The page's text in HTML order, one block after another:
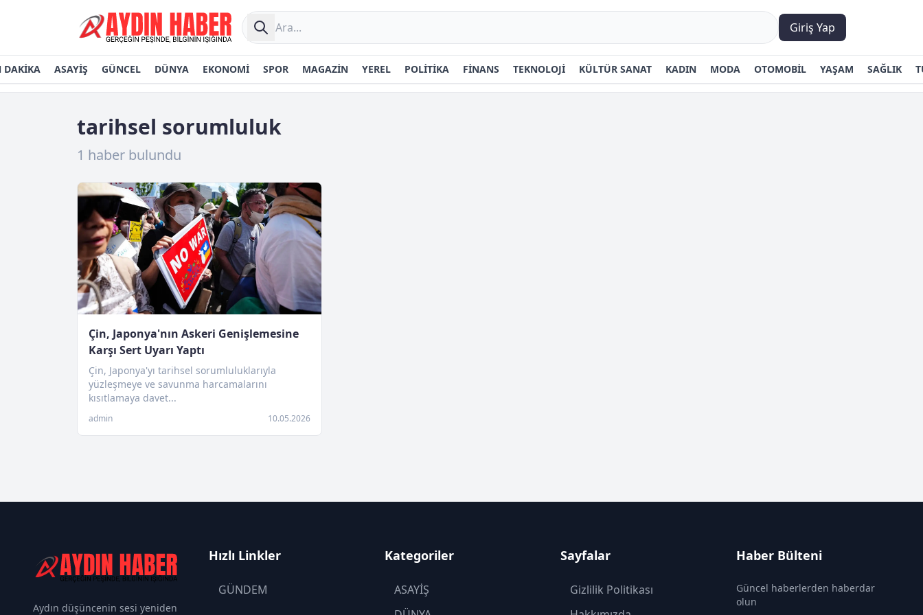
Giriş Yap
DAKİKA ASAYİŞ GÜNCEL DÜNYA EKONOMİ SPOR MAGAZİN YEREL POLİTİKA FİNANS TEKNOLOJİ KÜLTÜR SANAT KADIN MODA OTOMOBİL YAŞAM SAĞLIK
tarihsel sorumluluk
1 haber bulundu
Çin, Japonya'nın Askeri Genişlemesine
Karşı Sert Uyarı Yaptı
Çin, Japonya'yı tarihsel sorumluluklarıyla
yüzleşmeye ve savunma harcamalarını
kısıtlamaya davet...
admin 10.05.2026
Aydın düşüncenin sesi yeniden
Hızlı Linkler
GÜNDEM
Kategoriler
ASAYİŞ
Sayfalar
Gizlilik Politikası
Haber Bülteni
Güncel haberlerden haberdar
olun